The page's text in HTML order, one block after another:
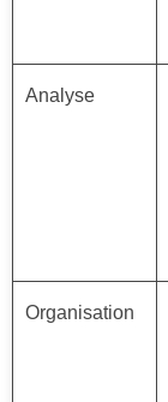
Analyse
Organisation